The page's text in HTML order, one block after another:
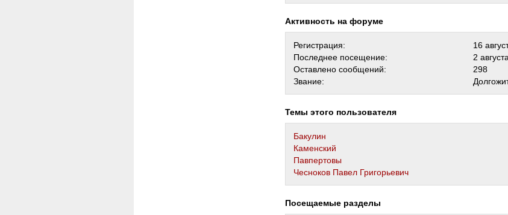
Активность на форуме
Регистрация:
16
Последнее посещение:
2
Оставлено сообщений:
298
Звание:
Темы этого пользователя
Бакулин
Каменский
Павпертовы
Чесноков Павел Григорьевич
Посещаемые разделы